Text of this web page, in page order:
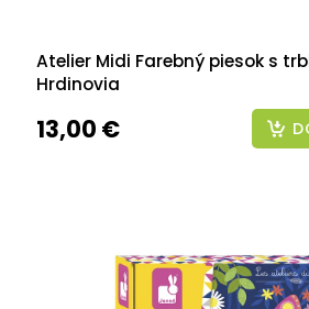
Atelier Midi Farebný piesok s
Hrdinovia
13,00 €